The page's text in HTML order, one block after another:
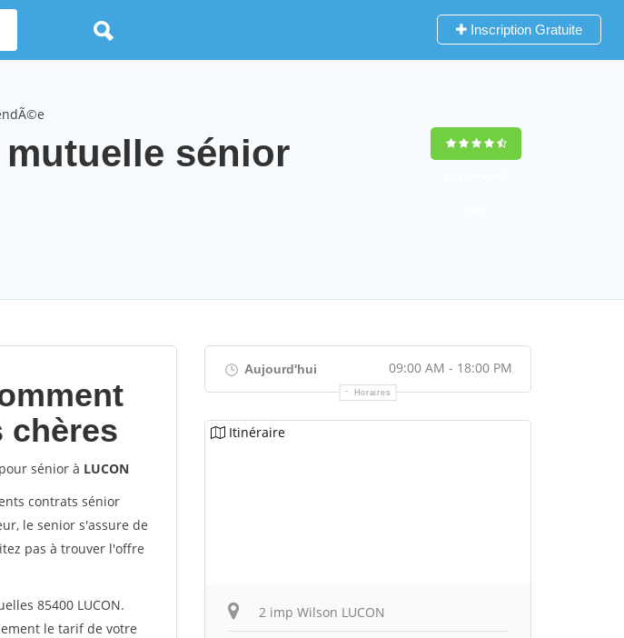
Inscription Gratuite
mutuelle sénior
chères
sénior à LUCON
contrats sénior
le senior s'assure de
pas à trouver l'offre
85400 LUCON.
le tarif de votre
Aujourd'hui 09:00 AM - 18:00 PM
Horaires
Itinéraire
2 imp Wilson LUCON